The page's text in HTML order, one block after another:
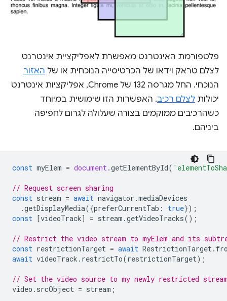
פלטפורמת האינטרנט מאפשרת לאפליקציית אינטרנט
לצלם טראק וידאו של הכרטיסייה הנוכחית או של האזור
הנוכחי. החל מגרסה 132 של Chrome, אפליקציות אינטרנט
יכולות לצלם רכיב. האפשרות הזו שימושית במיוחד
כשהרכיבים ממוקמים בצורה שעלולה לגרום לחפיפה
ביניהם.
const myElem = document.getElementById(
// Request screen sharing
const stream = await navigator .mediaDevices
.getDisplayMedia({preferCurrentTab : true});
const [videoTrack] = stream .getVideoTracks();
// Restrict the video stream to myElem and its
const restrictionTarget = await RestrictionTarget.
await videoTrack . restrictTo(restrictionTarget);
// Set the video source to my newly restricted
video . srcObject = stream ;